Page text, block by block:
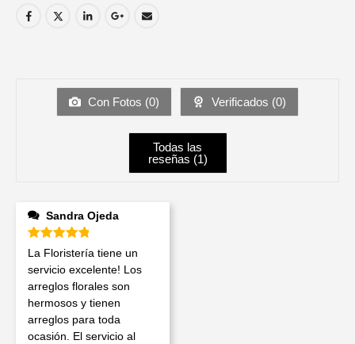
Con Fotos (0) Verificados (0)
Todas las
reseñas (1)
Sandra Ojeda
Valorado en5de 5
La Floristería tiene un
servicio excelente! Los
arreglos florales son
hermosos y tienen
arreglos para toda
ocasión. El servicio al